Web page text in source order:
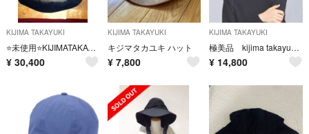
KIJIMA TAKAYUKI
⭐️未使用⭐️KIJIMATAKAYUKI⭐️ハット⭐️ラビットファー⭐️帽子
¥ 30,400
KIJIMA TAKAYUKI
キジマタカユキ ハット
¥ 7,800
KIJIMA TAKAYUKI
極美品 kijima takayuki キジマタカユキ 3way ファーキャップ
¥ 14,800